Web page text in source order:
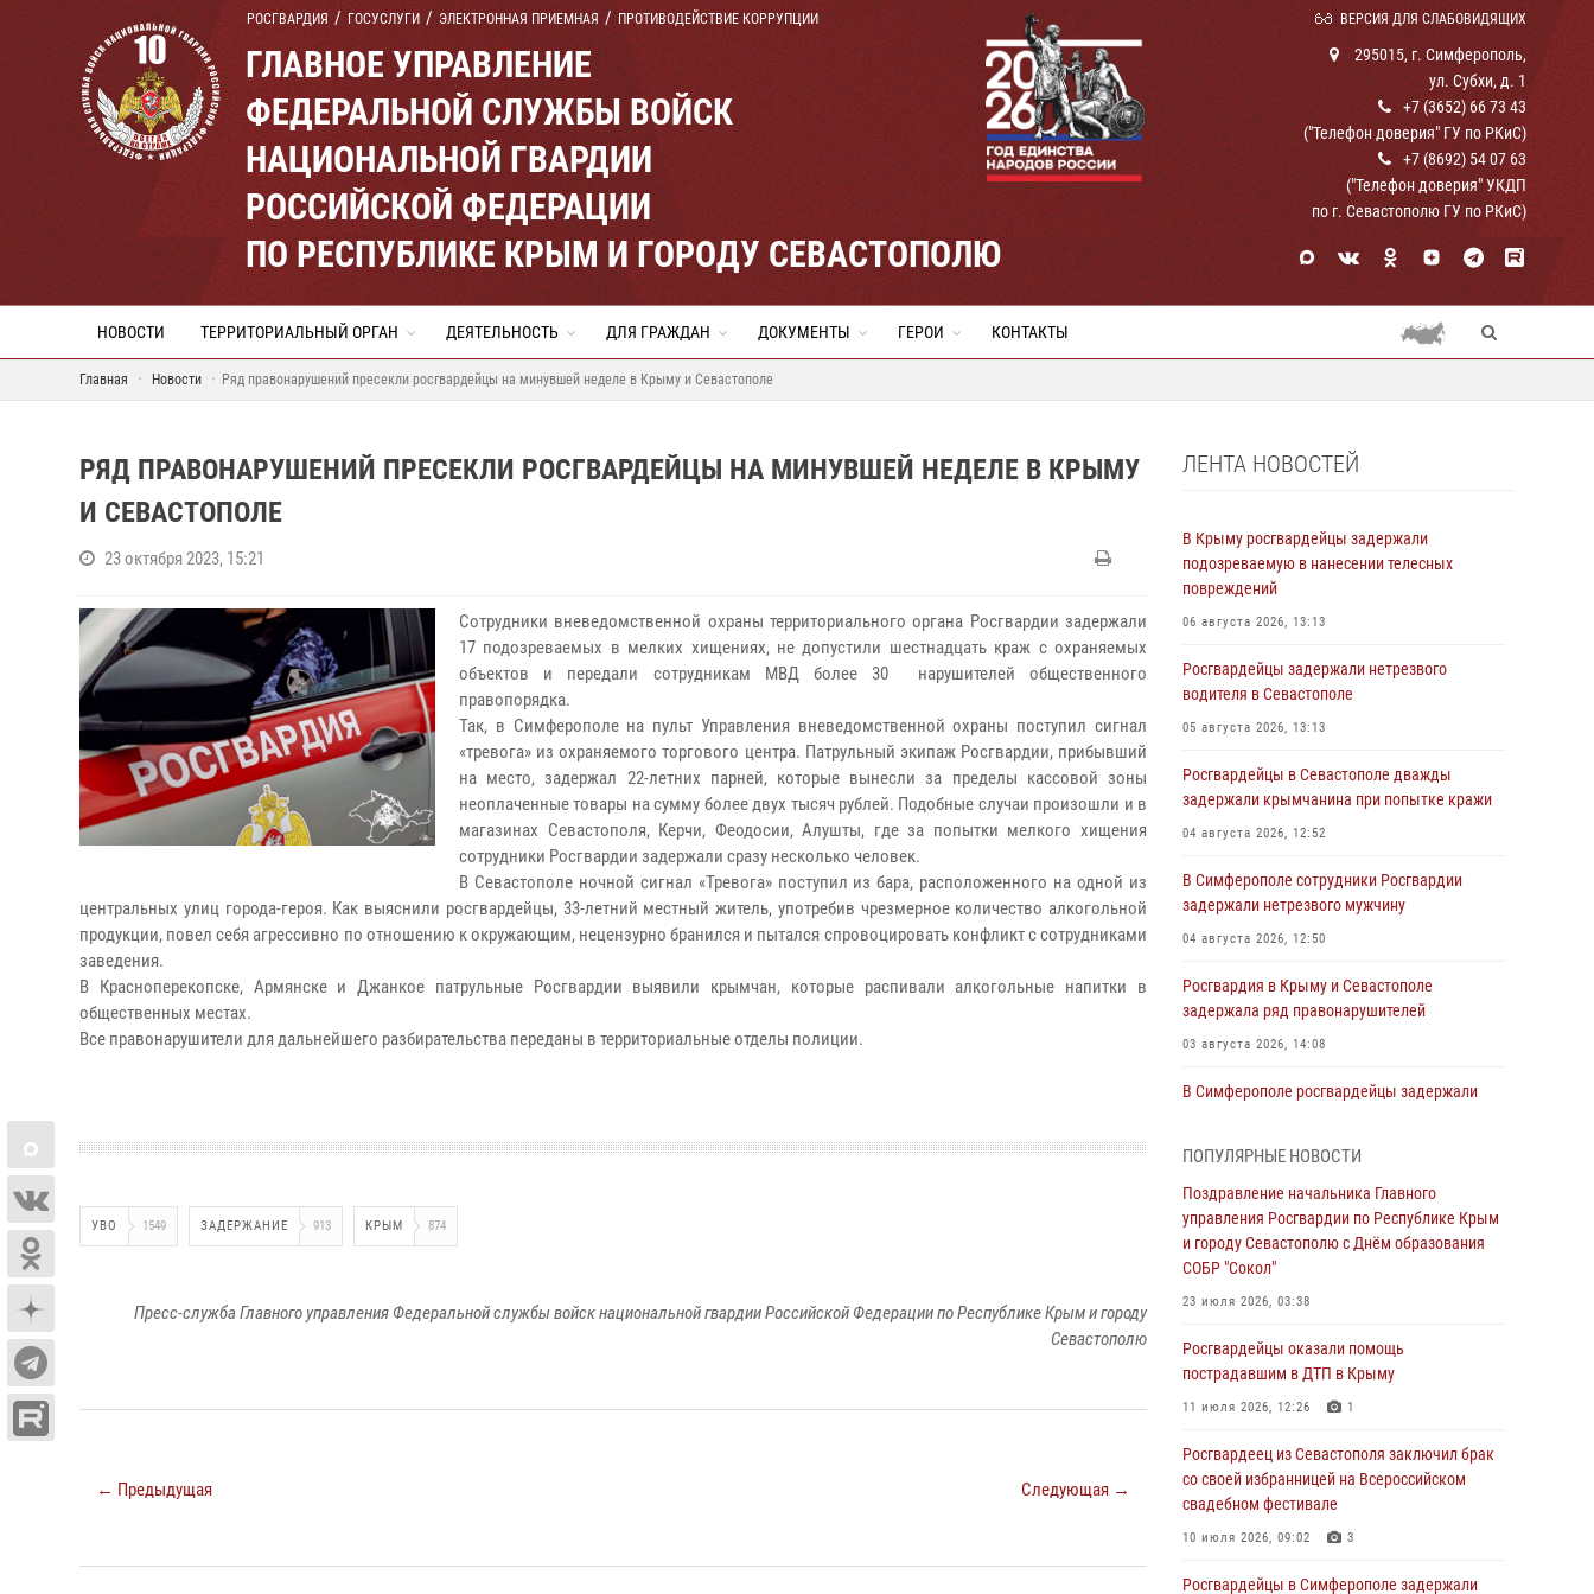
РОСГВАРДИЯ ГОСУСЛУГИ ЭЛЕКТРОННАЯ ПРИЕМНАЯ ПРОТИВОДЕЙСТВИЕ КОРРУПЦИИ ВЕРСИЯ ДЛЯ СЛАБОВИДЯЩИХ
ГЛАВНОЕ УПРАВЛЕНИЕ
ФЕДЕРАЛЬНОЙ СЛУЖБЫ ВОЙСК
НАЦИОНАЛЬНОЙ ГВАРДИИ
РОССИЙСКОЙ ФЕДЕРАЦИИ
ПО РЕСПУБЛИКЕ КРЫМ И ГОРОДУ СЕВАСТОПОЛЮ
295015, г. Симферополь,
ул. Субхи, д. 1
+7 (3652) 66 73 43
("Телефон доверия" ГУ по РКиС)
+7 (8692) 54 07 63
("Телефон доверия" УКДП
по г. Севастополю ГУ по РКиС)
НОВОСТИ ТЕРРИТОРИАЛЬНЫЙ ОРГАН ДЕЯТЕЛЬНОСТЬ ДЛЯ ГРАЖДАН ДОКУМЕНТЫ ГЕРОИ КОНТАКТЫ
Главная Новости Ряд правонарушений пресекли росгвардейцы на минувшей неделе в Крыму и Севастополе
РЯД ПРАВОНАРУШЕНИЙ ПРЕСЕКЛИ РОСГВАРДЕЙЦЫ НА МИНУВШЕЙ НЕДЕЛЕ В КРЫМУ
И СЕВАСТОПОЛЕ
23 октября 2023, 15:21
Сотрудники вневедомственной охраны территориального органа Росгвардии задержали
17 подозреваемых в мелких хищениях, не допустили шестнадцать краж с охраняемых
объектов и передали сотрудникам МВД более 30 нарушителей общественного
правопорядка.
Так, в Симферополе на пульт Управления вневедомственной охраны поступил сигнал
«тревога» из охраняемого торгового центра. Патрульный экипаж Росгвардии, прибывший
на место, задержал 22-летних парней, которые вынесли за пределы кассовой зоны
неоплаченные товары на сумму более двух тысяч рублей. Подобные случаи произошли и в
магазинах Севастополя, Керчи, Феодосии, Алушты, где за попытки мелкого хищения
сотрудники Росгвардии задержали сразу несколько человек.
В Севастополе ночной сигнал «Тревога» поступил из бара, расположенного на одной из
центральных улиц города-героя. Как выяснили росгвардейцы, 33-летний местный житель, употребив чрезмерное количество алкогольной
продукции, повел себя агрессивно по отношению к окружающим, нецензурно бранился и пытался спровоцировать конфликт с сотрудниками
заведения.
В Красноперекопске, Армянске и Джанкое патрульные Росгвардии выявили крымчан, которые распивали алкогольные напитки в
общественных местах.
Все правонарушители для дальнейшего разбирательства переданы в территориальные отделы полиции.
УВО 1549 ЗАДЕРЖАНИЕ 913 КРЫМ 874
Пресс-служба Главного управления Федеральной службы войск национальной гвардии Российской Федерации по Республике Крым и городу
Севастополю
← Предыдущая Следующая →
ЛЕНТА НОВОСТЕЙ
В Крыму росгвардейцы задержали
подозреваемую в нанесении телесных
повреждений
06 августа 2026, 13:13
Росгвардейцы задержали нетрезвого
водителя в Севастополе
05 августа 2026, 13:13
Росгвардейцы в Севастополе дважды
задержали крымчанина при попытке кражи
04 августа 2026, 12:52
В Симферополе сотрудники Росгвардии
задержали нетрезвого мужчину
04 августа 2026, 12:50
Росгвардия в Крыму и Севастополе
задержала ряд правонарушителей
03 августа 2026, 14:08
В Симферополе росгвардейцы задержали
Росгвардейцы оперативно задержали
нарушителя на охраняемом объекте в
Севастополе
30 июля 2026, 12:13
Росгвардейцы Севастополя пресекли
противоправные действия на охраняемом
объекте
Росгвардейцы Крыма и Севастополя
отметили День Крещения Руси
28 июля 2026, 14:18 4
В Симферополе сотрудники Росгвардии
ПОПУЛЯРНЫЕ НОВОСТИ
Поздравление начальника Главного
управления Росгвардии по Республике Крым
и городу Севастополю с Днём образования
СОБР "Сокол"
23 июля 2026, 03:38
Росгвардейцы оказали помощь
пострадавшим в ДТП в Крыму
11 июля 2026, 12:26 1
Росгвардеец из Севастополя заключил брак
со своей избранницей на Всероссийском
свадебном фестивале
10 июля 2026, 09:02 3
Росгвардейцы в Симферополе задержали